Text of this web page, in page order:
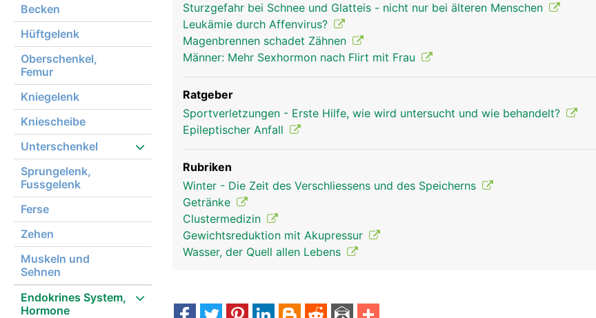
Becken
Hüftgelenk
Oberschenkel,
Femur
Kniegelenk
Kniescheibe
Unterschenkel
Sprungelenk,
Fussgelenk
Ferse
Zehen
Muskeln und
Sehnen
Endokrines System,
Hormone
Sturzgefahr bei Schnee und Glatteis - nicht nur bei älteren Menschen
Leukämie durch Affenvirus?
Magenbrennen schadet Zähnen
Männer: Mehr Sexhormon nach Flirt mit Frau
Ratgeber
Sportverletzungen - Erste Hilfe, wie wird untersucht und wie behandelt?
Epileptischer Anfall
Rubriken
Winter - Die Zeit des Verschliessens und des Speicherns
Getränke
Clustermedizin
Gewichtsreduktion mit Akupressur
Wasser, der Quell allen Lebens